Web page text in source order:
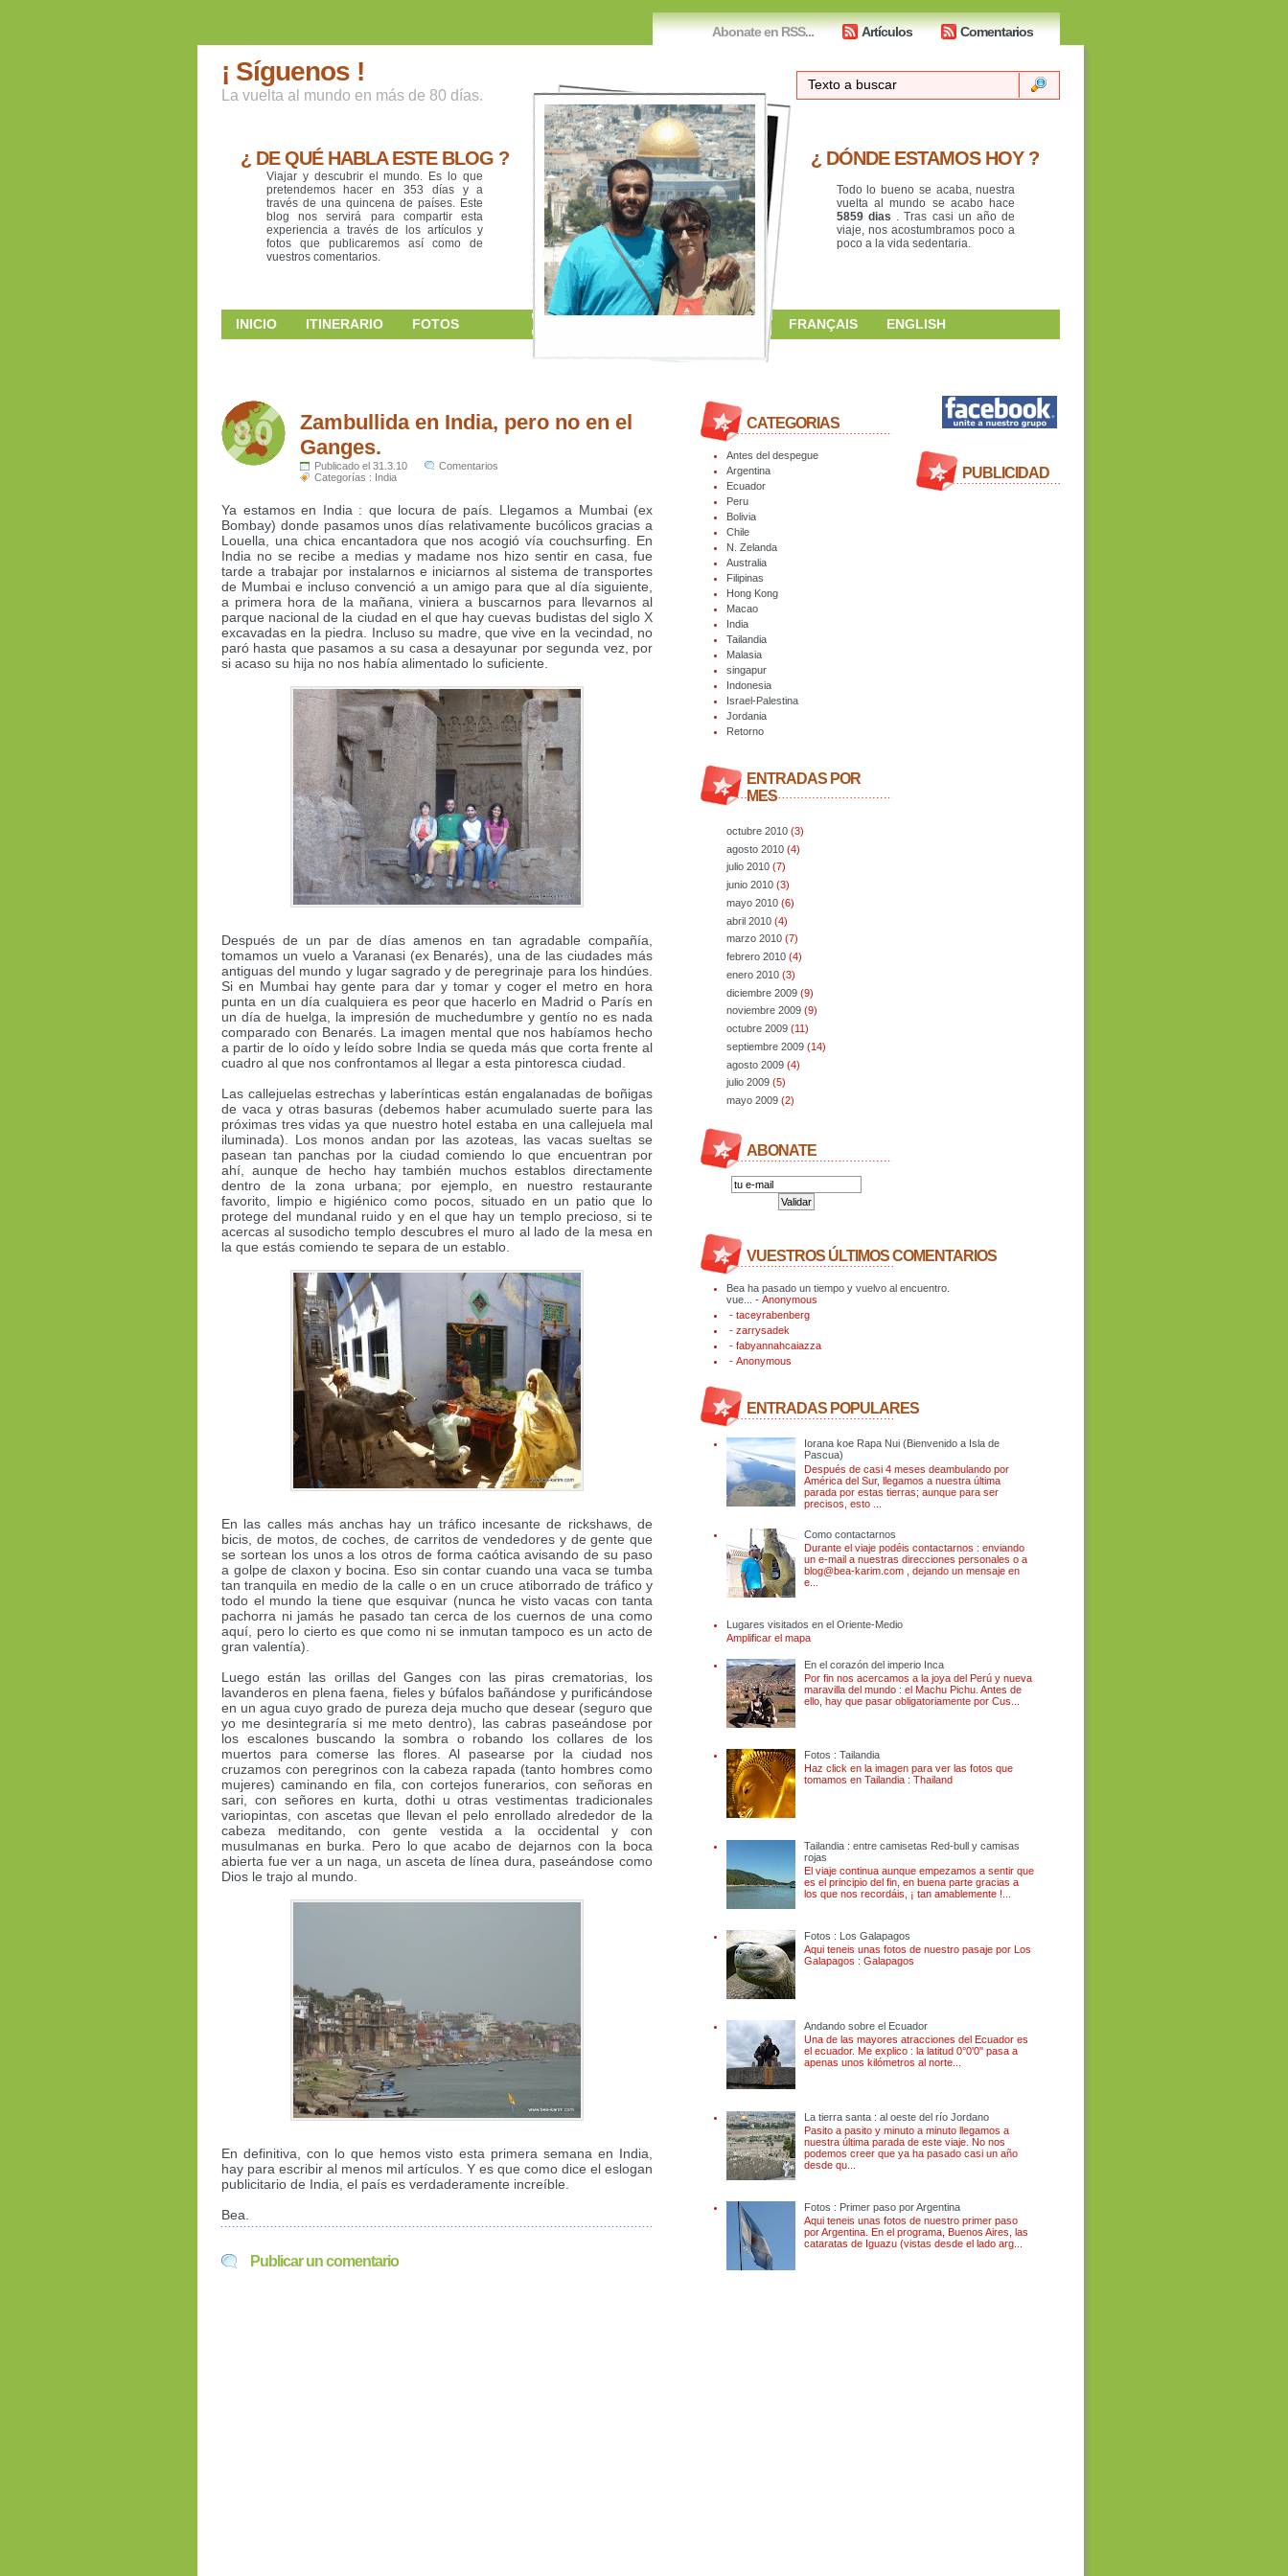
Abonate en RSS... Artículos Comentarios
¡ Síguenos !
La vuelta al mundo en más de 80 días.
¿ DE QUÉ HABLA ESTE BLOG ?
Viajar y descubrir el mundo. Es lo que
pretendemos hacer en 353 días y a
través de una quincena de países. Este
blog nos servirá para compartir esta
experiencia a través de los artículos y
fotos que publicaremos así como de
vuestros comentarios.
INICIO ITINERARIO FOTOS
¿ DÓNDE ESTAMOS HOY ?
Todo lo bueno se acaba, nuestra
vuelta al mundo se acabo hace
5859 dias . Tras casi un año de
viaje, nos acostumbramos poco a
poco a la vida sedentaria.
FRANÇAIS
ENGLISH
. .
Zambullida en India, pero no en el
Ganges.
Publicado el 31.3.10
Comentarios
Categorías : India
Ya estamos en India : que locura de país. Llegamos a Mumbai (ex
Bombay) donde pasamos unos días relativamente bucólicos gracias a
Louella, una chica encantadora que nos acogió vía couchsurfing. En
India no se recibe a medias y madame nos hizo sentir en casa, fue
tarde a trabajar por instalarnos e iniciarnos al sistema de transportes
de Mumbai e incluso convenció a un amigo para que al día siguiente,
a primera hora de la mañana, viniera a buscarnos para llevarnos al
parque nacional de la ciudad en el que hay cuevas budistas del siglo X
excavadas en la piedra. Incluso su madre, que vive en la vecindad, no
paró hasta que pasamos a su casa a desayunar por segunda vez, por
si acaso su hija no nos había alimentado lo suficiente.
Después de un par de días amenos en tan agradable compañía,
tomamos un vuelo a Varanasi (ex Benarés), una de las ciudades más
antiguas del mundo y lugar sagrado y de peregrinaje para los hindúes.
Si en Mumbai hay gente para dar y tomar y coger el metro en hora
punta en un día cualquiera es peor que hacerlo en Madrid o París en
un día de huelga, la impresión de muchedumbre y gentío no es nada
comparado con Benarés. La imagen mental que nos habíamos hecho
a partir de lo oído y leído sobre India se queda más que corta frente al
cuadro al que nos confrontamos al llegar a esta pintoresca ciudad.
Las callejuelas estrechas y laberínticas están engalanadas de boñigas
de vaca y otras basuras (debemos haber acumulado suerte para las
próximas tres vidas ya que nuestro hotel estaba en una callejuela mal
iluminada). Los monos andan por las azoteas, las vacas sueltas se
pasean tan panchas por la ciudad comiendo lo que encuentran por
ahí, aunque de hecho hay también muchos establos directamente
dentro de la zona urbana; por ejemplo, en nuestro restaurante
favorito, limpio e higiénico como pocos, situado en un patio que lo
protege del mundanal ruido y en el que hay un templo precioso, si te
acercas al susodicho templo descubres el muro al lado de la mesa en
la que estás comiendo te separa de un establo.
En las calles más anchas hay un tráfico incesante de rickshaws, de
bicis, de motos, de coches, de carritos de vendedores y de gente que
se sortean los unos a los otros de forma caótica avisando de su paso
a golpe de claxon y bocina. Eso sin contar cuando una vaca se tumba
tan tranquila en medio de la calle o en un cruce atiborrado de tráfico y
todo el mundo la tiene que esquivar (nunca he visto vacas con tanta
pachorra ni jamás he pasado tan cerca de los cuernos de una como
aquí, pero lo cierto es que como ni se inmutan tampoco es un acto de
gran valentía).
Luego están las orillas del Ganges con las piras crematorias, los
lavanderos en plena faena, fieles y búfalos bañándose y purificándose
en un agua cuyo grado de pureza deja mucho que desear (seguro que
yo me desintegraría si me meto dentro), las cabras paseándose por
los escalones buscando la sombra o robando los collares de los
muertos para comerse las flores. Al pasearse por la ciudad nos
cruzamos con peregrinos con la cabeza rapada (tanto hombres como
mujeres) caminando en fila, con cortejos funerarios, con señoras en
sari, con señores en kurta, dothi u otras vestimentas tradicionales
variopintas, con ascetas que llevan el pelo enrollado alrededor de la
cabeza meditando, con gente vestida a la occidental y con
musulmanas en burka. Pero lo que acabo de dejarnos con la boca
abierta fue ver a un naga, un asceta de línea dura, paseándose como
Dios le trajo al mundo.
En definitiva, con lo que hemos visto esta primera semana en India,
hay para escribir al menos mil artículos. Y es que como dice el eslogan
publicitario de India, el país es verdaderamente increíble.
Bea.
Publicar un comentario
CATEGORIAS
Antes del despegue
Argentina
Ecuador
Peru
Bolivia
Chile
N. Zelanda
Australia
Filipinas
Hong Kong
Macao
India
Tailandia
Malasia
singapur
Indonesia
Israel-Palestina
Jordania
Retorno
ENTRADAS POR
MES
octubre 2010(3)
agosto 2010(4)
julio 2010(7)
junio 2010(3)
mayo 2010(6)
abril 2010(4)
marzo 2010(7)
febrero 2010(4)
enero 2010(3)
diciembre 2009(9)
noviembre 2009(9)
octubre 2009(11)
septiembre 2009(14)
agosto 2009(4)
julio 2009(5)
mayo 2009(2)
ABONATE
PUBLICIDAD
VUESTROS ÚLTIMOS COMENTARIOS
Bea ha pasado un tiempo y vuelvo al encuentro.
vue...
- Anonymous
- taceyrabenberg
- zarrysadek
- fabyannahcaiazza
- Anonymous
ENTRADAS POPULARES
Iorana koe Rapa Nui (Bienvenido a Isla de
Pascua)
Después de casi 4 meses deambulando por
América del Sur, llegamos a nuestra última
parada por estas tierras; aunque para ser
precisos, esto ...
Como contactarnos
Durante el viaje podéis contactarnos : enviando
un e-mail a nuestras direcciones personales o a
blog@bea-karim.com , dejando un mensaje en
e...
Lugares visitados en el Oriente-Medio
Amplificar el mapa
En el corazón del imperio Inca
Por fin nos acercamos a la joya del Perú y nueva
maravilla del mundo : el Machu Pichu. Antes de
ello, hay que pasar obligatoriamente por Cus...
Fotos : Tailandia
Haz click en la imagen para ver las fotos que
tomamos en Tailandia : Thailand
Tailandia : entre camisetas Red-bull y camisas
rojas
El viaje continua aunque empezamos a sentir que
es el principio del fin, en buena parte gracias a
los que nos recordáis, ¡ tan amablemente !...
Fotos : Los Galapagos
Aqui teneis unas fotos de nuestro pasaje por Los
Galapagos : Galapagos
Andando sobre el Ecuador
Una de las mayores atracciones del Ecuador es
el ecuador. Me explico : la latitud 0°0'0'' pasa a
apenas unos kilómetros al norte...
La tierra santa : al oeste del río Jordano
Pasito a pasito y minuto a minuto llegamos a
nuestra última parada de este viaje. No nos
podemos creer que ya ha pasado casi un año
desde qu...
Fotos : Primer paso por Argentina
Aqui teneis unas fotos de nuestro primer paso
por Argentina. En el programa, Buenos Aires, las
cataratas de Iguazu (vistas desde el lado arg...